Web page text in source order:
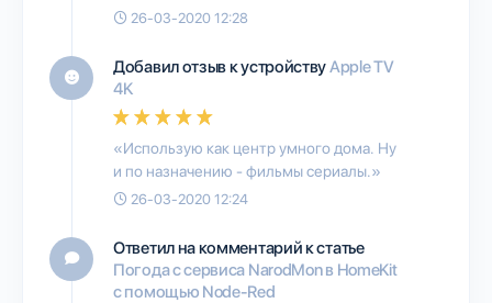
26-03-2020 12:28
Добавил отзыв к устройствуApple TV
4K
«Использую как центр умного дома. Ну
и по назначению - фильмы сериалы.»
26-03-2020 12:24
Ответил на комментарий к статье
Погода с сервиса NarodMon в HomeKit
с помощью Node-Red